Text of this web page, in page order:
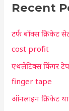
c
f
o
r
:
Recent
टर्फ बॉक्स क्रिकेट
cost profit
एथलेटिक्स फिंगर
finger tape
ऑनलाइन क्रिकेट
t
f
o
r